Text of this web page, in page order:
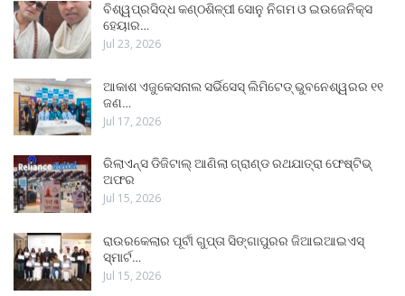
ବିଶ୍ୱପ୍ରସିଦ୍ଧ କଣ୍ଠଶିଳ୍ପୀ ସୋନୁ ନିଗମ ଓ ଇଉଜେନିକ୍ସ
ହେୟାର…
Jul 23, 2026
ଆକାଶ ଏଜୁକେସନାଲ ସର୍ଭିସେସ୍ ଲିମିଟେଡ୍ ଭୁବନେଶ୍ୱରର ୧୧
ଜଣ…
Jul 17, 2026
ରିଲାଏନ୍ସ ଡିଜିଟାଲ୍ ଆଣିଲା ଗ୍ରାଣ୍ଡ ରଥଯାତ୍ରା ଫେଷ୍ଟିଭ୍
ଅଫର
Jul 15, 2026
ରାଉରକେଲାର ପୂର୍ବୀ ଗୁପ୍ତା ସିଙ୍ଗାପୁରର ଜିଆଇଆଇଏସ୍
ସ୍ମାର୍ଟ…
Jul 15, 2026